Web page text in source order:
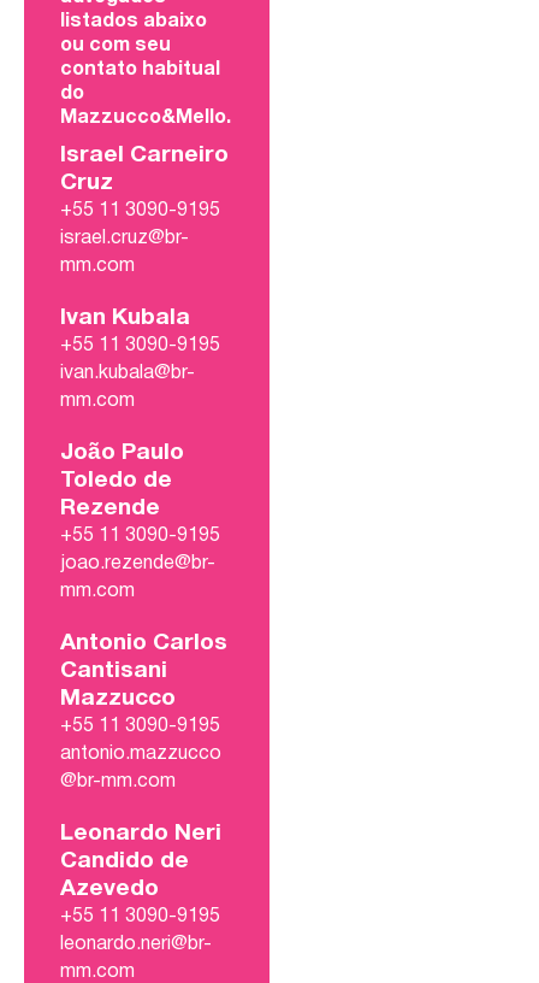
listados abaixo
ou com seu
contato habitual
do
Mazzucco&Mello.
Israel Carneiro
Cruz
+55 11 3090-9195
israel.cruz@br-
mm.com
Ivan Kubala
+55 11 3090-9195
ivan.kubala@br-
mm.com
João Paulo
Toledo de
Rezende
+55 11 3090-9195
joao.rezende@br-
mm.com
Antonio Carlos
Cantisani
Mazzucco
+55 11 3090-9195
antonio.mazzucco
@br-mm.com
Leonardo Neri
Candido de
Azevedo
+55 11 3090-9195
leonardo.neri@br-
mm.com